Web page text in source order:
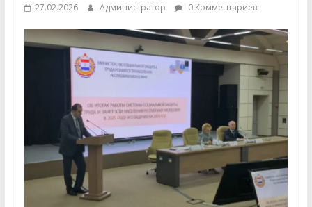
27.02.2026 Администратор 0 Комментариев